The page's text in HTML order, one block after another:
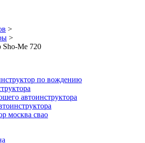
>
>
Sho-Me 720
по вождению
автоинструктора
москва свао